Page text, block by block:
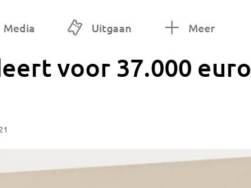
Media Uitgaan Meer
voor 37.000 euro